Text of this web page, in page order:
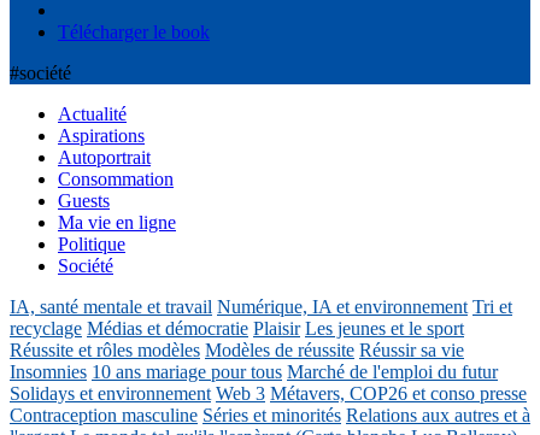
Télécharger le book
#société
Actualité
Aspirations
Autoportrait
Consommation
Guests
Ma vie en ligne
Politique
Société
IA, santé mentale et travail Numérique, IA et environnement Tri et
recyclage Médias et démocratie Plaisir Les jeunes et le sport
Réussite et rôles modèles Modèles de réussite Réussir sa vie
Insomnies 10 ans mariage pour tous Marché de l'emploi du futur
Solidays et environnement Web 3 Métavers, COP26 et conso presse
Contraception masculine Séries et minorités Relations aux autres et à